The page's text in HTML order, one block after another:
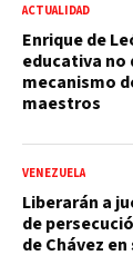
ACTUALIDAD
Enrique de
educativa no
mecanismo
maestros
VENEZUELA
Liberarán a
de
de Chávez